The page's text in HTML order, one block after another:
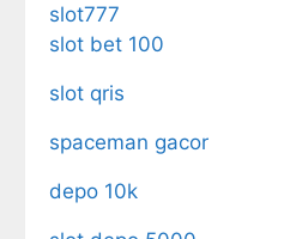
slot777
slot bet 100
slot qris
spaceman gacor
depo 10k